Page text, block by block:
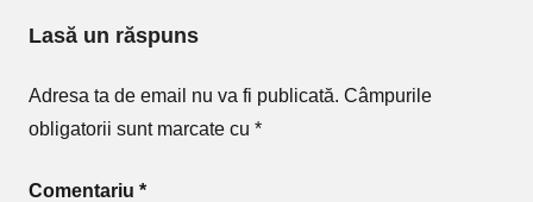
Lasă un răspuns
Adresa ta de email nu va fi publicată. Câmpurile
obligatorii sunt marcate cu *
Comentariu *